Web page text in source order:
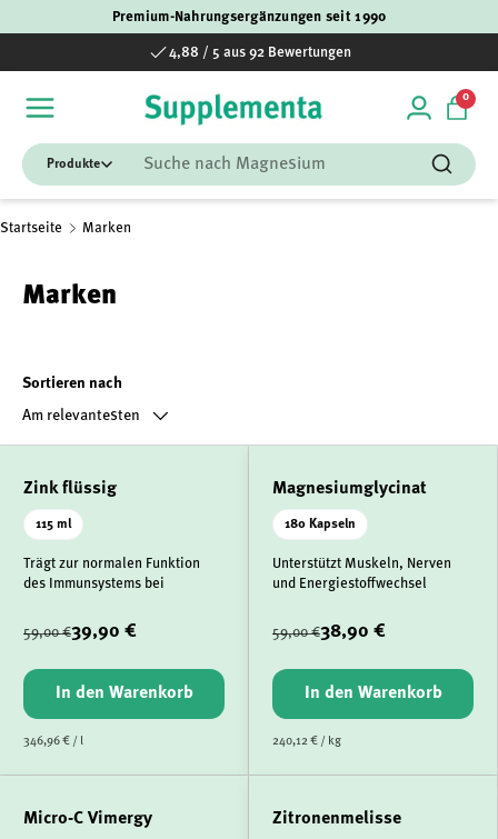
Premium-Nahrungsergänzungen seit 1990
4,88 / 5 aus 92 Bewertungen
Einloggen
00
Suchen
Suchen
Startseite Marken
Marken
Sortieren nach
Am relevantesten
Zink flüssig
115 ml
Trägt zur normalen Funktion
des Immunsystems bei
59,00 €39,90 €
In den Warenkorb
346,96 € / l
Magnesiumglycinat
180 Kapseln
Unterstützt Muskeln, Nerven
und Energiestoffwechsel
59,00 €38,90 €
In den Warenkorb
240,12 € / kg
Micro-C Vimergy Zitronenmelisse